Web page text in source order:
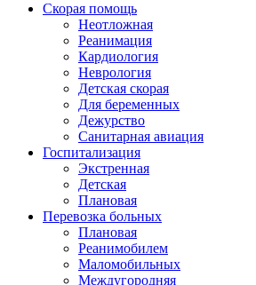
Скорая помощь
Неотложная
Реанимация
Кардиология
Неврология
Детская скорая
Для беременных
Дежурство
Санитарная авиация
Госпитализация
Экстренная
Детская
Плановая
Перевозка больных
Плановая
Реанимобилем
Маломобильных
Междугородняя